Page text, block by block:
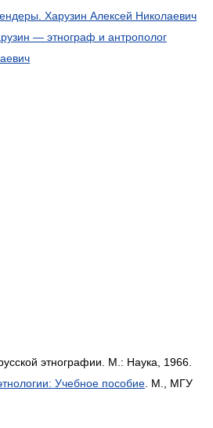
Харузин Алексей Николаевич
— этнограф и антрополог
этнографии. М.: Наука, 1966.
Учебное пособие . М., МГУ